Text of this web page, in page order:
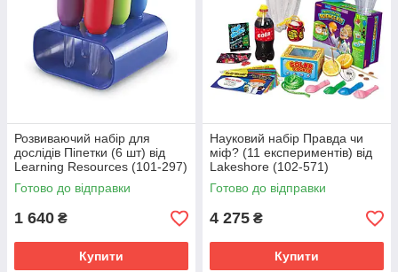
Розвиваючий набір для
дослідів Піпетки (6 шт) від
Learning Resources (101-297)
Готово до відправки
1 640 ₴
Купити
Науковий набір Правда чи
міф? (11 експериментів) від
Lakeshore (102-571)
Готово до відправки
4 275 ₴
Купити